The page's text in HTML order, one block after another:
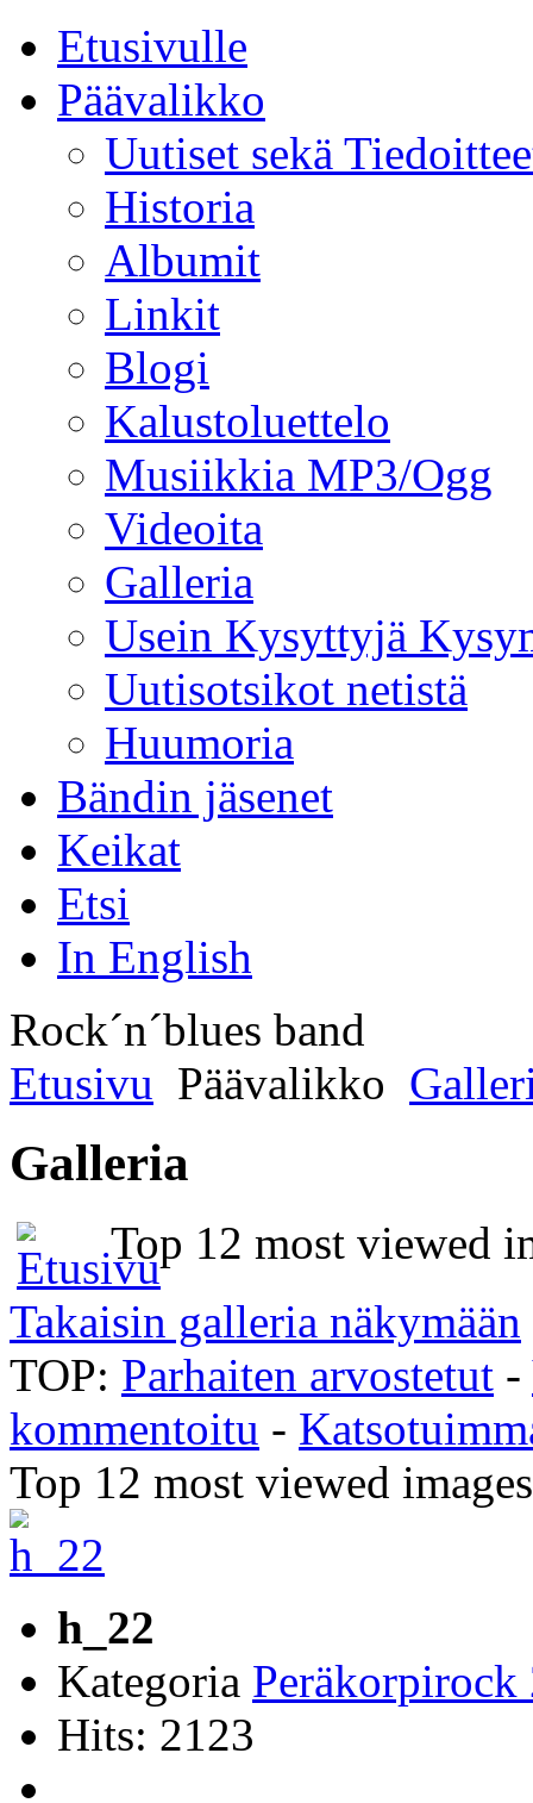
Etusivulle
Päävalikko
Uutiset sekä
Historia
Albumit
Linkit
Blogi
Kalustoluettelo
Musiikkia MP3/Ogg
Videoita
Galleria
Usein Kysyttyjä
Uutisotsikot netistä
Huumoria
Bändin jäsenet
Keikat
Etsi
In English
Rock´n´blues band
Etusivu Päävalikko
Galleria
Top 12 most viewed
Takaisin galleria näkymään
TOP: Parhaiten arvostetut -
kommentoitu -
Top 12 most viewed
h_22
Kategoria
Hits: 2123